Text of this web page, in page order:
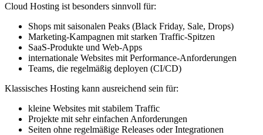
Cloud Hosting ist besonders sinnvoll für:
Shops mit saisonalen Peaks (Black Friday, Sale, Drops)
Marketing-Kampagnen mit starken Traffic-Spitzen
SaaS-Produkte und Web-Apps
internationale Websites mit Performance-Anforderungen
Teams, die regelmäßig deployen (CI/CD)
Klassisches Hosting kann ausreichend sein für:
kleine Websites mit stabilem Traffic
Projekte mit sehr einfachen Anforderungen
Seiten ohne regelmäßige Releases oder Integrationen